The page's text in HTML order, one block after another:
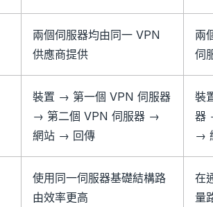
兩個伺服器均由同一 VPN
供應商提供
兩
伺
裝置 → 第一個 VPN 伺服器
→ 第二個 VPN 伺服器 →
網站 → 回傳
裝
器
→
使用同一伺服器基礎結構路
由效率更高
在
量